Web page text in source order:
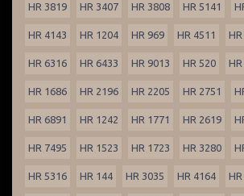
HR 3819 HR 3407 HR 3808 HR 5141
HR 4143 HR 1204 HR 969 HR 4511
HR 6316 HR 6433 HR 9013 HR 520
HR 1686 HR 2196 HR 2205 HR 2751
HR 6891 HR 1242 HR 1771 HR 2619
HR 7495 HR 1523 HR 1723 HR 3280
HR 5316 HR 144 HR 3035 HR 4164